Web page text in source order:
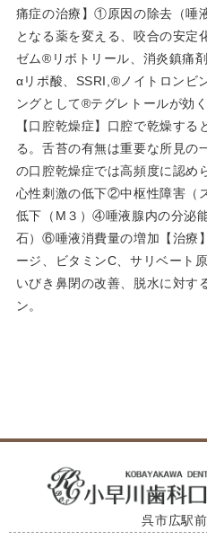
痛症の治療】①原因の除去（唾
となる薬を変える、咬合の安
ゼム®リボトリール、消炎鎮痛
αリポ酸、SSRI,®ノイトロンビ
ングとして®テグレトールが効
【口腔乾燥症】口腔で乾燥す
る。舌苔の有無は重要な所見の
の口腔乾燥症では高頻度に認
心性刺激の低下②中枢性障害（
低下（M３）④唾液腺内の分泌
石）⑥唾液消費量の増加【治療
ージ、ビタミンC、サリベート
いびき鼻閉の改善、脱水に対す
ン。
呉市広駅